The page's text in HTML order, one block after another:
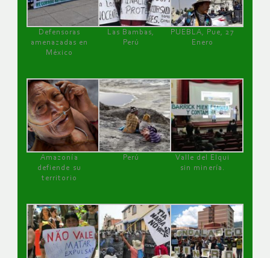
Defensoras
amenazadas en
México
Las Bambas,
Perú
PUEBLA, Pue, 27
Enero
Amazonía
defiende su
territorio
Perú
Valle del Elqui
sin minería.